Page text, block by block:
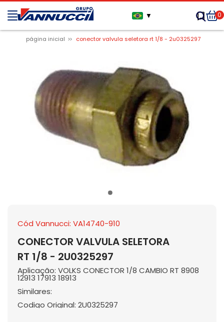
▼ 0
página inicial conector valvula seletora rt 1/8 - 2u0325297
Cód Vannucci: VA14740-910
CONECTOR VALVULA SELETORA
RT 1/8 - 2U0325297
Aplicação: VOLKS CONECTOR 1/8 CAMBIO RT 8908
12913 17913 18913
Similares:
Codigo Original: 2U0325297